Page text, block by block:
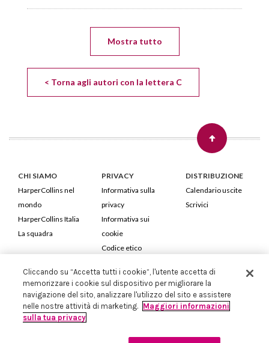
Mostra tutto
< Torna agli autori con la lettera C
CHI SIAMO
HarperCollins nel
mondo
HarperCollins Italia
La squadra
PRIVACY
Informativa sulla
privacy
Informativa sui
cookie
Codice etico
DISTRIBUZIONE
Calendario uscite
Scrivici
HarperCollins Italia S.p.A. Viale Monte Nero, 84 - 20135 Milano
Cod. Fiscale e P.IVA 05946780151 - Capitale Sociale 258.250 €
Iscritta in Milano al Registro delle imprese nr.198004 e REA nr.1051898
Cliccando su “Accetta tutti i cookie”, l'utente accetta di
memorizzare i cookie sul dispositivo per migliorare la
navigazione del sito, analizzare l'utilizzo del sito e assistere
nelle nostre attività di marketing. Maggiori informazioni
sulla tua privacy